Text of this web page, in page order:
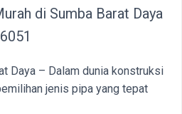
di Sumba Barat Daya
Daya – Dalam dunia konstruksi
jenis pipa yang tepat